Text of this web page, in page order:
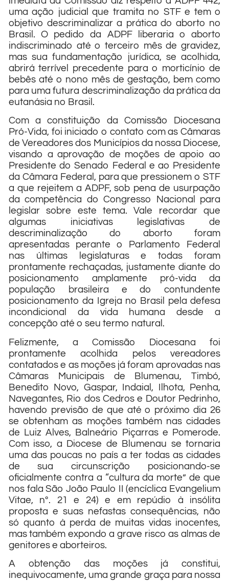
uma ação judicial que tramita no STF e tem o
objetivo descriminalizar a prática do aborto no
Brasil. O pedido da ADPF liberaria o aborto
indiscriminado até o terceiro mês de gravidez,
mas sua fundamentação jurídica, se acolhida,
abrirá terrível precedente para o morticínio de
bebês até o nono mês de gestação, bem como
para uma futura descriminalização da prática da
eutanásia no Brasil.
Com a constituição da Comissão Diocesana
Pró-Vida, foi iniciado o contato com as Câmaras
de Vereadores dos Municípios da nossa Diocese,
visando a aprovação de moções de apoio ao
Presidente do Senado Federal e ao Presidente
da Câmara Federal, para que pressionem o STF
a que rejeitem a ADPF, sob pena de usurpação
da competência do Congresso Nacional para
legislar sobre este tema. Vale recordar que
algumas iniciativas legislativas de
descriminalização do aborto foram
apresentadas perante o Parlamento Federal
nas últimas legislaturas e todas foram
prontamente rechaçadas, justamente diante do
posicionamento amplamente pró-vida da
população brasileira e do contundente
posicionamento da Igreja no Brasil pela defesa
incondicional da vida humana desde a
concepção até o seu termo natural.
Felizmente, a Comissão Diocesana foi
prontamente acolhida pelos vereadores
contatados e as moções já foram aprovadas nas
Câmaras Municipais de Blumenau, Timbó,
Benedito Novo, Gaspar, Indaial, Ilhota, Penha,
Navegantes, Rio dos Cedros e Doutor Pedrinho,
havendo previsão de que até o próximo dia 26
se obtenham as moções também nas cidades
de Luiz Alves, Balneário Piçarras e Pomerode.
Com isso, a Diocese de Blumenau se tornaria
uma das poucas no país a ter todas as cidades
de sua circunscrição posicionando-se
oficialmente contra a “cultura da morte” de que
nos fala São João Paulo II (encíclica Evangelium
Vitae, nº. 21 e 24) e em repúdio à insólita
proposta e suas nefastas consequências, não
só quanto à perda de muitas vidas inocentes,
mas também expondo a grave risco as almas de
genitores e aborteiros.
A obtenção das moções já constitui,
inequivocamente, uma grande graça para nossa